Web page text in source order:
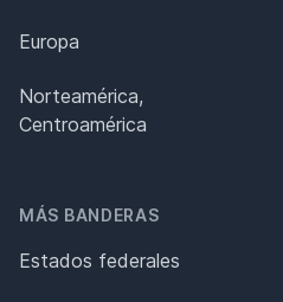
Europa
Norteamérica,
Centroamérica
MÁS BANDERAS
Estados federales